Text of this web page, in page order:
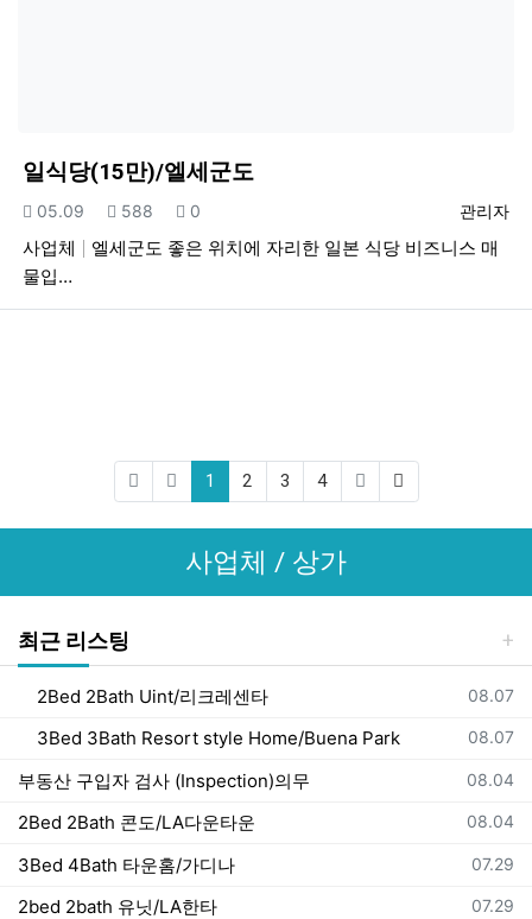
일식당(15만)/엘세군도
등록자
관리자
등록일
05.09 조회
588 추천
0
사업체
엘세군도 좋은 위치에 자리한 일본 식당 비즈니스 매
물입…
1 (current)
2 3 4
사업체 / 상가
최근 리스팅
등록일
08.07
2Bed 2Bath Uint/리크레센타
등록일
08.07
3Bed 3Bath Resort style Home/Buena Park
등록일
08.04
부동산 구입자 검사 (Inspection)의무
등록일
08.04
2Bed 2Bath 콘도/LA다운타운
등록일
07.29
3Bed 4Bath 타운홈/가디나
등록일
07.29
2bed 2bath 유닛/LA한타